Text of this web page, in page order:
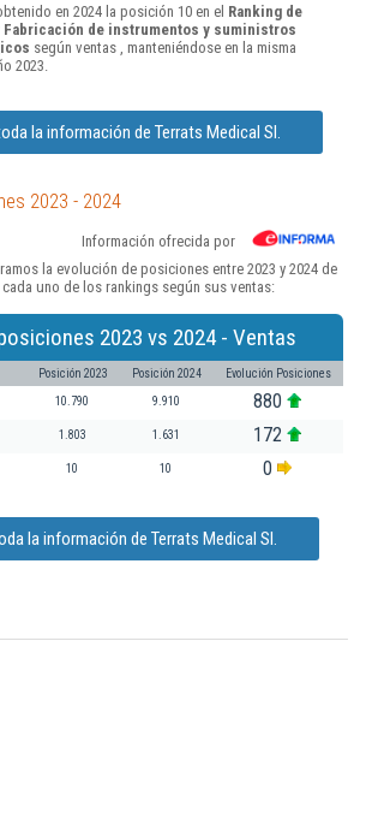
en 2024 la posición 10 en el Ranking de
Fabricación de instrumentos y suministros
según ventas , manteniéndose en la misma
2023.
la información de Terrats Medical Sl.
2023 - 2024
Información ofrecida por
la evolución de posiciones entre 2023 y 2024 de
uno de los rankings según sus ventas:
2023 vs 2024 - Ventas
Posición 2023 Posición 2024 Evolución Posiciones
10.790 9.910 880
1.803 1.631 172
10 10 0
la información de Terrats Medical Sl.